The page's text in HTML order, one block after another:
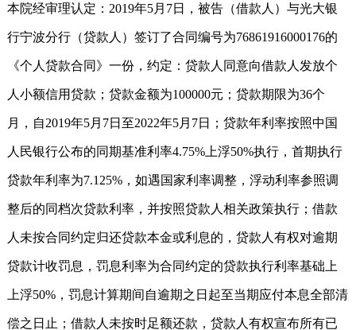
本院经审理认定：2019年5月7日，被告（借款人）与光大银
行宁波分行（贷款人）签订了合同编号为76861916000176的
《个人贷款合同》一份，约定：贷款人同意向借款人发放个
人小额信用贷款；贷款金额为100000元；贷款期限为36个
月，自2019年5月7日至2022年5月7日；贷款年利率按照中国
人民银行公布的同期基准利率4.75%上浮50%执行，首期执行
贷款年利率为7.125%，如遇国家利率调整，浮动利率参照调
整后的同档次贷款利率，并按照贷款人相关政策执行；借款
人未按合同约定归还贷款本金或利息的，贷款人有权对逾期
贷款计收罚息，罚息利率为合同约定的贷款执行利率基础上
上浮50%，罚息计算期间自逾期之日起至当期应付本息全部清
偿之日止；借款人未按时足额还款，贷款人有权宣布所有已